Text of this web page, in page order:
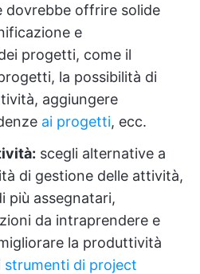
dovrebbe offrire solide
e
progetti, come il
la possibilità di
aggiungere
ai progetti, ecc.
scegli alternative a
di gestione delle attività,
più assegnatari,
da intraprendere e
la produttività
strumenti di project